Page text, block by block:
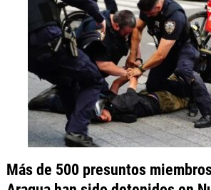
Más de 500 presuntos